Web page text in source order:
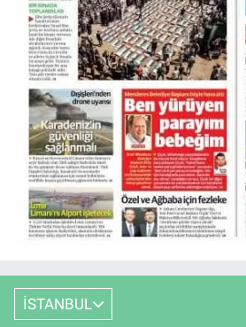
İSTANBUL